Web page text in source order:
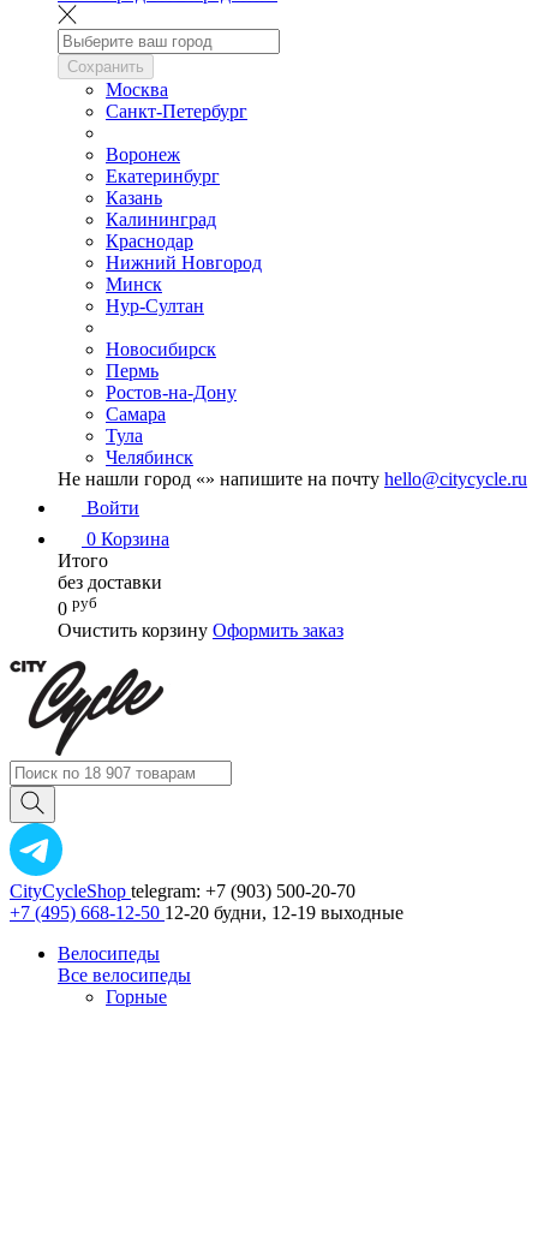
Сохранить
Москва
Санкт-Петербург
Воронеж
Екатеринбург
Казань
Калининград
Краснодар
Нижний Новгород
Минск
Нур-Султан
Новосибирск
Пермь
Ростов-на-Дону
Самара
Тула
Челябинск
Не нашли город «» напишите на почту hello@citycycle.ru
Войти
0 Корзина
Итого
без доставки
0 руб
Очистить корзину Оформить заказ
CityCycleShop telegram: +7 (903) 500-20-70
+7 (495) 668-12-50 12-20 будни, 12-19 выходные
Велосипеды
Все велосипеды
Горные